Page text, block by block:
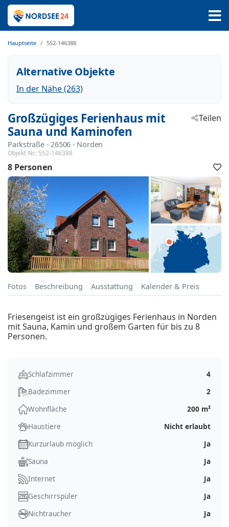
Hauptseite 552-146388
Alternative Objekte
In der Nähe (263)
Großzügiges Ferienhaus mit
Sauna und Kaminofen
Parkstraße - 26506 - Norden
Objekt Nr.: 552-146388
Teilen
8 Personen
Fotos Beschreibung Ausstattung Kalender & Preis
Friesengeist ist ein großzügiges Ferienhaus in Norden
mit Sauna, Kamin und großem Garten für bis zu 8
Personen.
Schlafzimmer
4
Badezimmer
2
Wohnfläche
200 m²
Haustiere
Nicht erlaubt
Kurzurlaub möglich
Ja
Sauna
Ja
Internet
Ja
Geschirrspüler
Ja
Nichtraucher
Ja